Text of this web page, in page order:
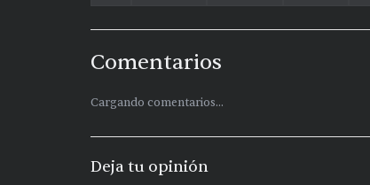
Comentarios
Cargando comentarios...
Deja tu opinión